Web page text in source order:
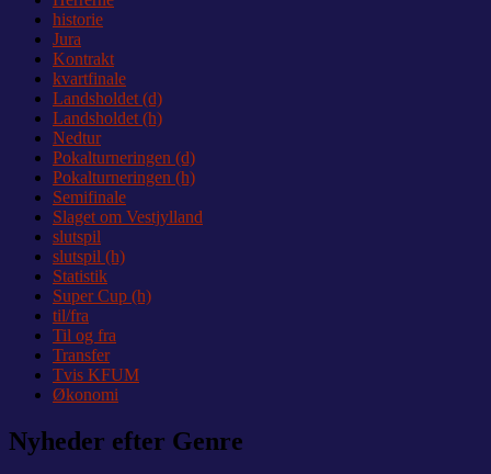
historie
Jura
Kontrakt
kvartfinale
Landsholdet (d)
Landsholdet (h)
Nedtur
Pokalturneringen (d)
Pokalturneringen (h)
Semifinale
Slaget om Vestjylland
slutspil
slutspil (h)
Statistik
Super Cup (h)
til/fra
Til og fra
Transfer
Tvis KFUM
Økonomi
Nyheder efter Genre